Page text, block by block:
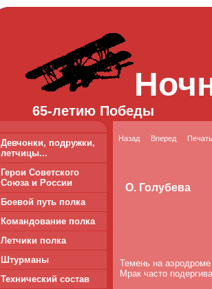
65-летию Победы
Девчонки, подружки,
летчицы...
Герои Советского
Союза и России
Боевой путь полка
Командование полка
Летчики полка
Штурманы
Технический состав
Назад Вперед Печать
О. Голубева
Темень на
Мрак часто